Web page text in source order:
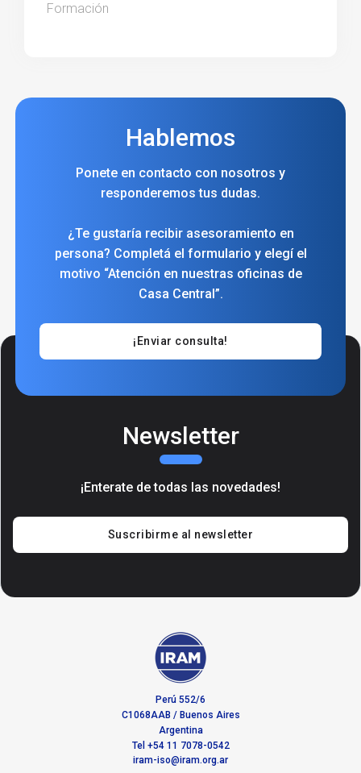
Formación
Hablemos
Ponete en contacto con nosotros y
responderemos tus dudas.
¿Te gustaría recibir asesoramiento en
persona? Completá el formulario y elegí el
motivo “Atención en nuestras oficinas de
Casa Central”.
¡Enviar consulta!
Newsletter
¡Enterate de todas las novedades!
Suscribirme al newsletter
Perú 552/6
C1068AAB / Buenos Aires
Argentina
Tel +54 11 7078-0542
iram-iso@iram.org.ar